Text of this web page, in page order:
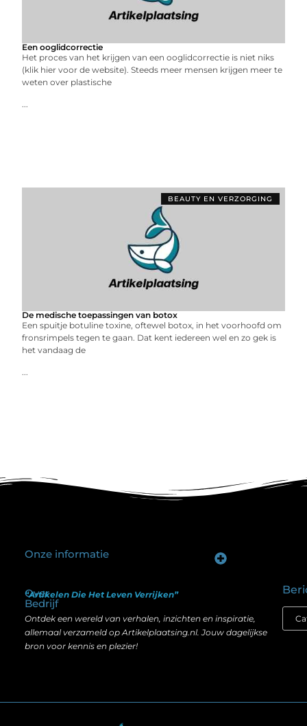
Een ooglidcorrectie
Het proces van het krijgen van een ooglidcorrectie is niet niks
(klik hier voor de website). Steeds meer mensen krijgen meer te
weten over plastische
...
BEAUTY EN VERZORGING
De medische toepassingen van botox
Een spuitje botuline toxine, oftewel botox, in het voorhoofd om
fronsrimpels tegen te gaan. Dat kent iedereen wel en zo gek is
het vandaag de
...
Over
Bedrijf
“Artikelen Die Het Leven Verrijken”
Ontdek een wereld van verhalen, inzichten en inspiratie,
allemaal verzameld op Artikelplaatsing.nl. Jouw dagelijkse
bron voor kennis en plezier!
Onze informatie